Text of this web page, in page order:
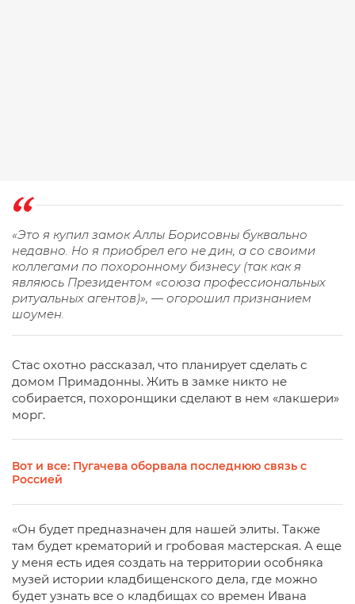
«Это я купил замок Аллы Борисовны буквально
недавно. Но я приобрел его не дин, а со своими
коллегами по похоронному бизнесу (так как я
являюсь Президентом «союза профессиональных
ритуальных агентов)», — огорошил признанием
шоумен.
Стас охотно рассказал, что планирует сделать с
домом Примадонны. Жить в замке никто не
собирается, похоронщики сделают в нем «лакшери»
морг.
Вот и все: Пугачева оборвала последнюю связь с
Россией
«Он будет предназначен для нашей элиты. Также
там будет крематорий и гробовая мастерская. А еще
у меня есть идея создать на территории особняка
музей истории кладбищенского дела, где можно
будет узнать все о кладбищах со времен Ивана